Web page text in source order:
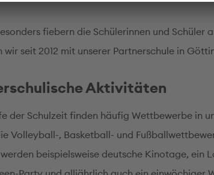
fiebern die Schülerinnen und Schüler
wir seit 2012 mit unserer Partnerschule in
Aktivitäten
der Schulzeit finden häufig Wettbewerbe in
Volleyball-, Basketball- und
beispielsweise deutsche Kinotage, ein